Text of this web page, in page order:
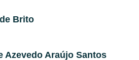
Brito
Azevedo Araújo Santos